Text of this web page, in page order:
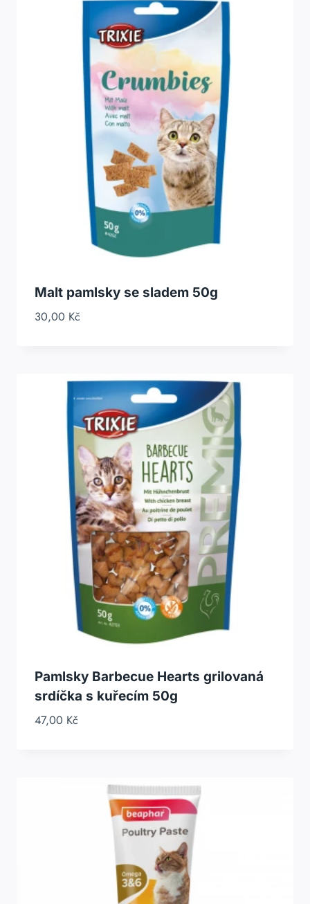
Malt pamlsky se sladem 50g
30,00 Kč
Pamlsky Barbecue Hearts grilovaná
srdíčka s kuřecím 50g
47,00 Kč